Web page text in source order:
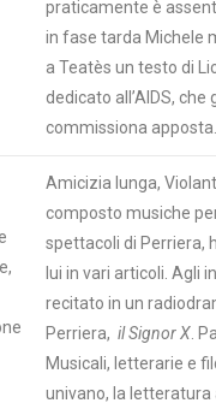
praticamente è
in fase tarda Michele
a Teatès un testo di
dedicato all’AIDS, che
commissiona apposta.
Amicizia lunga,
composto musiche
spettacoli di Perriera,
lui in vari articoli. Agli
recitato in un
Perriera, il Signor X .
Musicali, letterarie e
univano, la letteratura